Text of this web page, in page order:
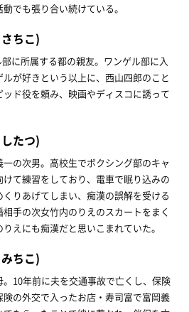
でも張り合い続けている。
ちこ)
に所属する都の親友。ワンゲル部に入
が好きという以上に、西山四郎のこと
ド役を頼み、映画やディスコに誘って
たつ)
の次男。高校生でボクシング部のキャ
て練習をしており、電車で眠り込みの
りあげてしまい、痴漢の誤解を受ける
手の次女竹内のりえのスカートをまく
えにも痴漢だと思いこまれていた。
ちこ)
10年前に夫を交通事故で亡くし、保険
の外交で入ったお店・寿司富で富岡義